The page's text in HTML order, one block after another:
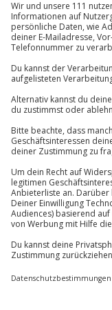
Newsletter
FAQs Kontakt